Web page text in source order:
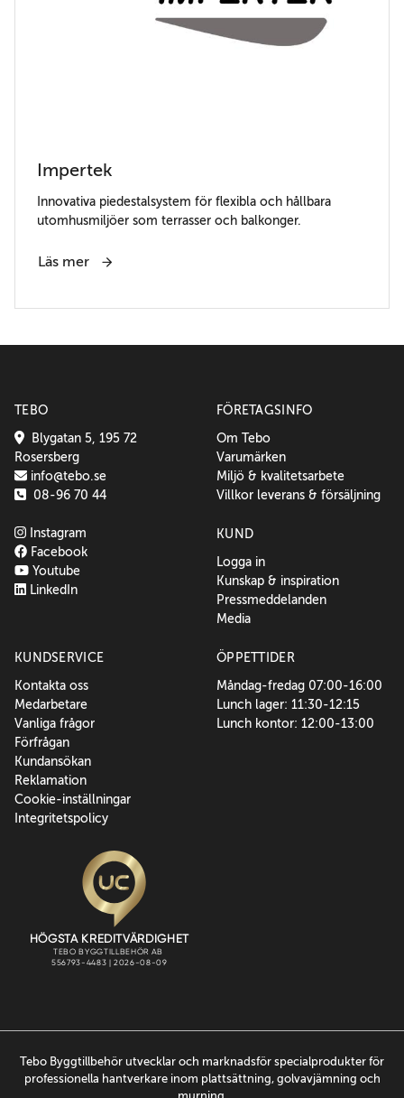
Impertek
Innovativa piedestalsystem för flexibla och hållbara
utomhusmiljöer som terrasser och balkonger.
Läs mer
TEBO
Blygatan 5, 195 72
Rosersberg
info@tebo.se
08-96 70 44
Instagram
Facebook
Youtube
LinkedIn
FÖRETAGSINFO
Om Tebo
Varumärken
Miljö & kvalitetsarbete
Villkor leverans & försäljning
KUND
Logga in
Kunskap & inspiration
Pressmeddelanden
Media
KUNDSERVICE
Kontakta oss
Medarbetare
Vanliga frågor
Förfrågan
Kundansökan
Reklamation
Cookie-inställningar
Integritetspolicy
ÖPPETTIDER
Måndag-fredag 07:00-16:00
Lunch lager: 11:30-12:15
Lunch kontor: 12:00-13:00
Tebo Byggtillbehör utvecklar och marknadsför specialprodukter för
professionella hantverkare inom plattsättning, golvavjämning och